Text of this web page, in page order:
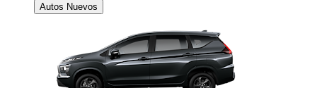
Autos Nuevos